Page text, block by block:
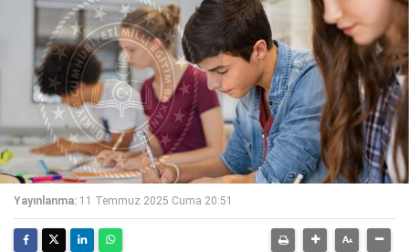
Yayınlanma: 11 Temmuz 2025 Cuma 20:51